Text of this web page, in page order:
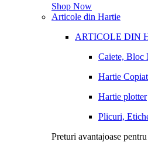
Shop Now
Articole din Hartie
ARTICOLE DIN
Caiete, Bloc
Hartie
Hartie plotter
Plicuri,
Preturi avantajoase